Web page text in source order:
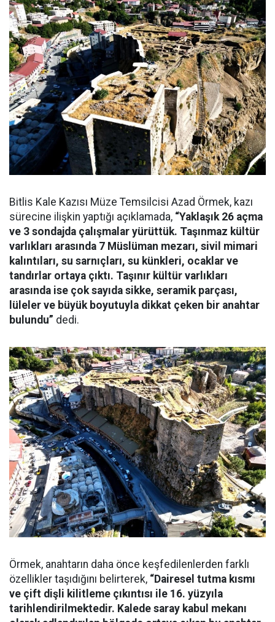
Bitlis Kale Kazısı Müze Temsilcisi Azad Örmek, kazı
sürecine ilişkin yaptığı açıklamada, “Yaklaşık 26 açma
ve 3 sondajda çalışmalar yürüttük. Taşınmaz kültür
varlıkları arasında 7 Müslüman mezarı, sivil mimari
kalıntıları, su sarnıçları, su künkleri, ocaklar ve
tandırlar ortaya çıktı. Taşınır kültür varlıkları
arasında ise çok sayıda sikke, seramik parçası,
lüleler ve büyük boyutuyla dikkat çeken bir anahtar
bulundu” dedi.
Örmek, anahtarın daha önce keşfedilenlerden farklı
özellikler taşıdığını belirterek, “Dairesel tutma kısmı
ve çift dişli kilitleme çıkıntısı ile 16. yüzyıla
tarihlendirilmektedir. Kalede saray kabul mekanı